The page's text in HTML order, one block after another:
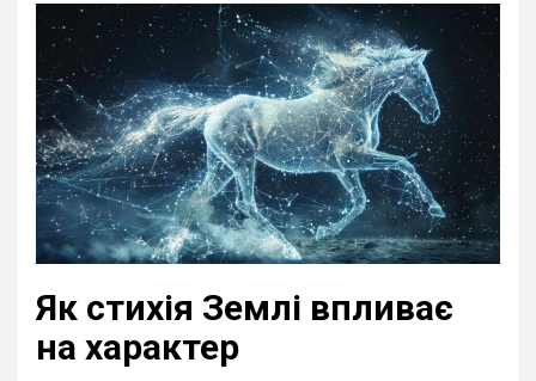
Як стихія Землі впливає
на характер